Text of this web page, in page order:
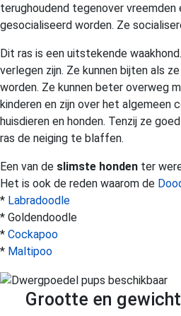
terughoudend tegenover vreemden
gesocialiseerd worden. Ze
Dit ras is een uitstekende
verlegen zijn. Ze kunnen bijten als
worden. Ze kunnen beter overweg
kinderen en zijn over het algemeen
huisdieren en honden. Tenzij ze
ras de neiging te blaffen.
Een van de slimste honden ter
Het is ook de reden waarom de
* Labradoodle
* Goldendoodle
* Cockapoo
* Maltipoo
Grootte en gewicht